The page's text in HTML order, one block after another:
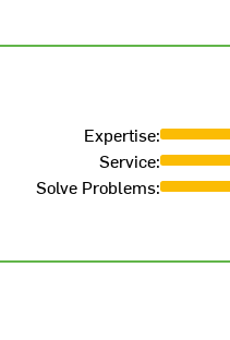
Expertise:
Service:
Solve Problems: